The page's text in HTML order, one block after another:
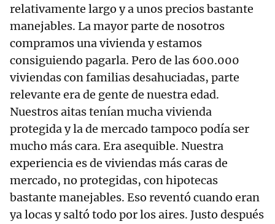
relativamente largo y a unos precios bastante
manejables. La mayor parte de nosotros
compramos una vivienda y estamos
consiguiendo pagarla. Pero de las 600.000
viviendas con familias desahuciadas, parte
relevante era de gente de nuestra edad.
Nuestros aitas tenían mucha vivienda
protegida y la de mercado tampoco podía ser
mucho más cara. Era asequible. Nuestra
experiencia es de viviendas más caras de
mercado, no protegidas, con hipotecas
bastante manejables. Eso reventó cuando eran
ya locas y saltó todo por los aires. Justo después